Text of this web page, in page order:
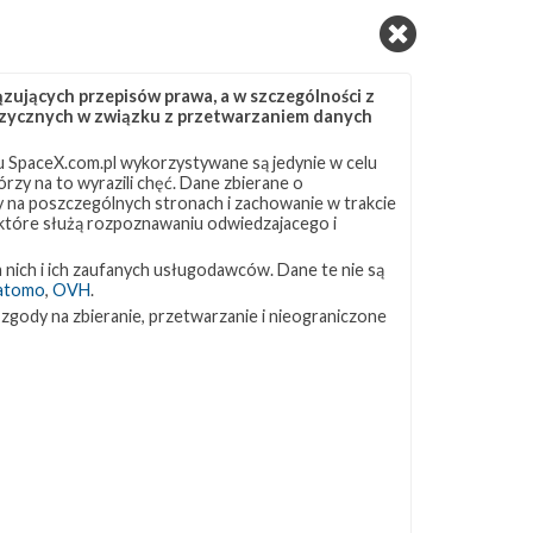
przepisów prawa, a w szczególności z
w związku z przetwarzaniem danych
wykorzystywane są jedynie w celu
na to wyrazili chęć. Dane zbierane o
poszczególnych stronach i zachowanie w trakcie
służą rozpoznawaniu odwiedzajacego i
i ich zaufanych usługodawców. Dane te nie są
, OVH.
na zbieranie, przetwarzanie i nieograniczone